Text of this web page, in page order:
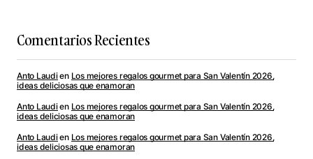
Comentarios Recientes
Anto Laudien Los mejores regalos gourmet para San Valentín 2026,
ideas deliciosas que enamoran
Anto Laudien Los mejores regalos gourmet para San Valentín 2026,
ideas deliciosas que enamoran
Anto Laudien Los mejores regalos gourmet para San Valentín 2026,
ideas deliciosas que enamoran